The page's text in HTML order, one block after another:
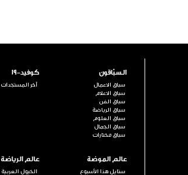
السبّاقون
سباق الاعمال
سباق الاعلام
سباق الفن
سباق الرياضة
سباق العلوم
سباق الجمال
سباق مختارات
كوفيد-19
آخر المستجدات
عالم الموضة
ستايل هذا الأسبوع
عالم الرياضة
الخيول العربية